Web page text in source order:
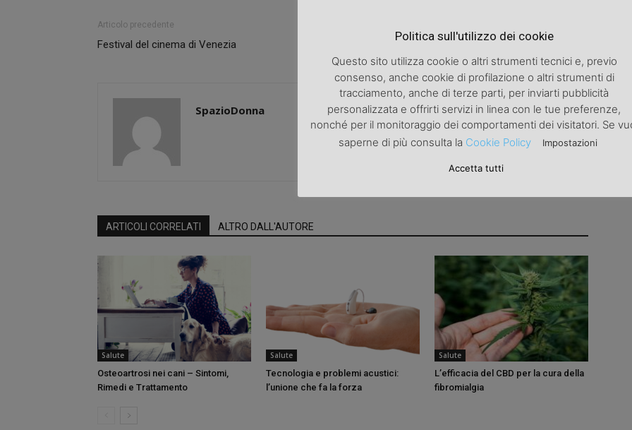
Articolo precedente
Festival del cinema di Venezia Pantaloni fluidi
SpazioDonna
ARTICOLI CORRELATI ALTRO DALL'AUTORE
Salute
Osteoartrosi nei cani – Sintomi,
Rimedi e Trattamento
Salute
Tecnologia e problemi acustici:
l’unione che fa la forza
Salute
L’efficacia del CBD per la cura della
fibromialgia
Politica sull'utilizzo dei cookie
Questo sito utilizza cookie o altri strumenti tecnici e, previo
consenso, anche cookie di profilazione o altri strumenti di
tracciamento, anche di terze parti, per inviarti pubblicità
personalizzata e offrirti servizi in linea con le tue preferenze,
nonché per il monitoraggio dei comportamenti dei visitatori. Se
saperne di più consulta la Cookie Policy Impostazioni
Accetta tutti